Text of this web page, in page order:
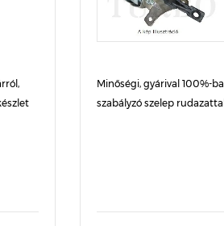
Minőségi, gyárival 100%-
szabályzó szelep